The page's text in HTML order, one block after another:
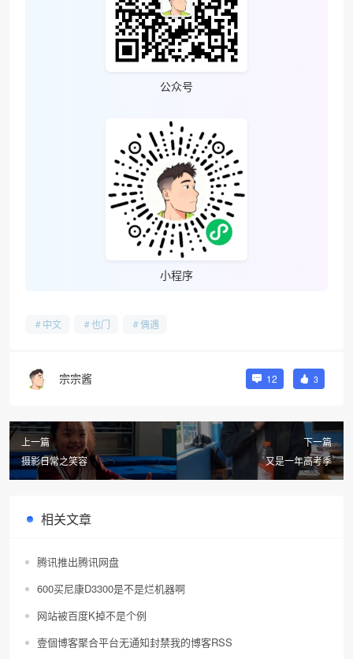
公众号
小程序
中文 也门 偶遇
宗宗酱 12 3
上一篇
摄影日常之笑容
下一篇
又是一年高考季
相关文章
腾讯推出腾讯网盘
600买尼康D3300是不是烂机器啊
网站被百度K掉不是个例
壹個博客聚合平台无通知封禁我的博客RSS